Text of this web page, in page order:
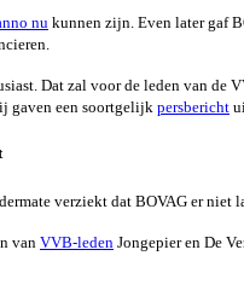
nu kunnen zijn. Even latergaf
Dat zal voor de leden van de
gaven een soortgelijk persbericht
verziekt dat BOVAG er niet
van VVB-leden Jongepier en De